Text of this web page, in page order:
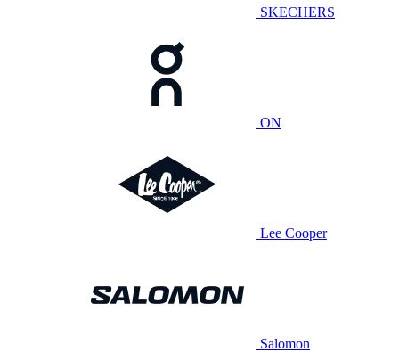
SKECHERS
ON
Lee Cooper
Salomon